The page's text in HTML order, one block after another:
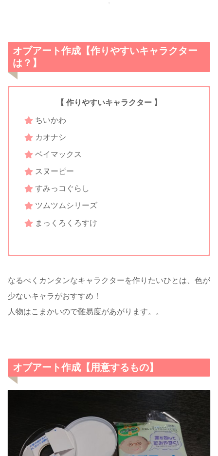
オブアート作成【作りやすいキャラクター
は？】
【 作りやすいキャラクター 】
ちいかわ
カオナシ
ベイマックス
スヌーピー
すみっコぐらし
ツムツムシリーズ
まっくろくろすけ
なるべくカンタンなキャラクターを作りたいひとは、色が
少ないキャラがおすすめ！
人物はこまかいので難易度があがります。。
オブアート作成【用意するもの】